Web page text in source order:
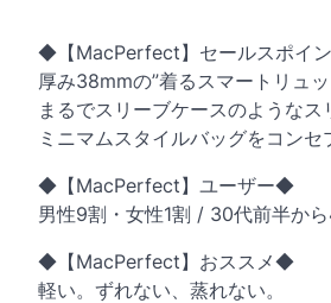
◆【MacPerfect】セールスポイ
厚み38mmの”着るスマートリュ
まるでスリーブケースのような
ミニマムスタイルバッグをコン
◆【MacPerfect】ユーザー◆
男性9割・女性1割 / 30代前半か
◆【MacPerfect】おススメ◆
軽い。ずれない、蒸れない。